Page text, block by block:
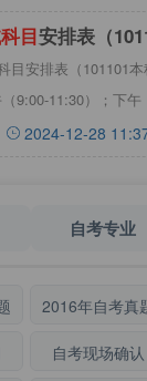
科目安排表（
目安排表（101101
9:00-11:30）；下午
2024-12-28
自考专业
2016年自考真
自考现场确认